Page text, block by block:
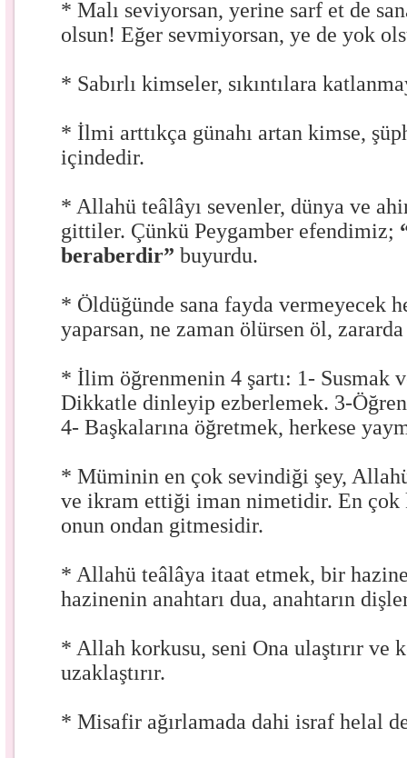
* Malı seviyorsan, yerine sarf et de
olsun! Eğer sevmiyorsan, ye de yok
* Sabırlı kimseler, sıkıntılara
* İlmi arttıkça günahı artan kimse,
içindedir.
* Allahü teâlâyı sevenler, dünya ve
gittiler. Çünkü Peygamber efendimiz;
beraberdir” buyurdu.
* Öldüğünde sana fayda vermeyecek
yaparsan, ne zaman ölürsen öl,
* İlim öğrenmenin 4 şartı: 1- Susmak
Dikkatle dinleyip ezberlemek. 3-
4- Başkalarına öğretmek, herkese
* Müminin en çok sevindiği şey,
ve ikram ettiği iman nimetidir. En çok
onun ondan gitmesidir.
* Allahü teâlâya itaat etmek, bir
hazinenin anahtarı dua, anahtarın
* Allah korkusu, seni Ona ulaştırır ve
uzaklaştırır.
* Misafir ağırlamada dahi israf helal